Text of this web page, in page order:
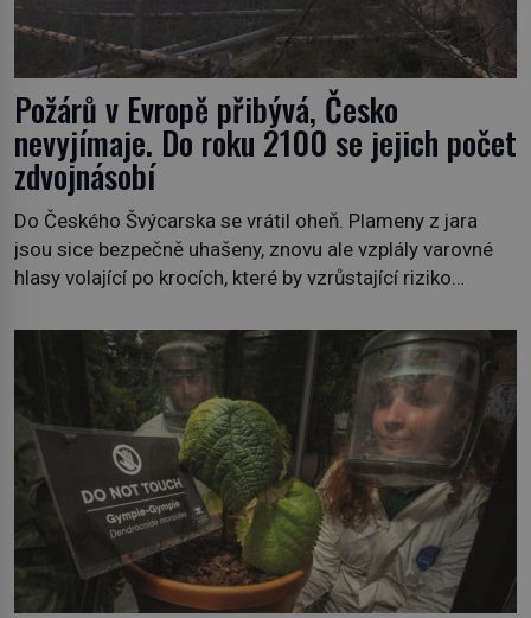
Požárů v Evropě přibývá, Česko
nevyjímaje. Do roku 2100 se jejich počet
zdvojnásobí
Do Českého Švýcarska se vrátil oheň. Plameny z jara
jsou sice bezpečně uhašeny, znovu ale vzplály varovné
hlasy volající po krocích, které by vzrůstající riziko
požáry už nejsou problémem pouze vzdáleného
Středomoří. S oteplujícím se klimatem, vysušenou
krajinou a desetiletími lidských zásahů se z nich stává
nový evropský normál […]